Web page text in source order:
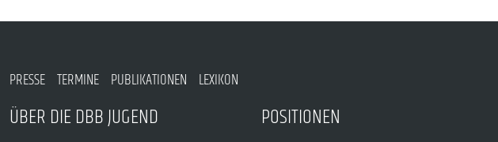
PRESSE TERMINE PUBLIKATIONEN LEXIKON
ÜBER DIE DBB JUGEND POSITIONEN